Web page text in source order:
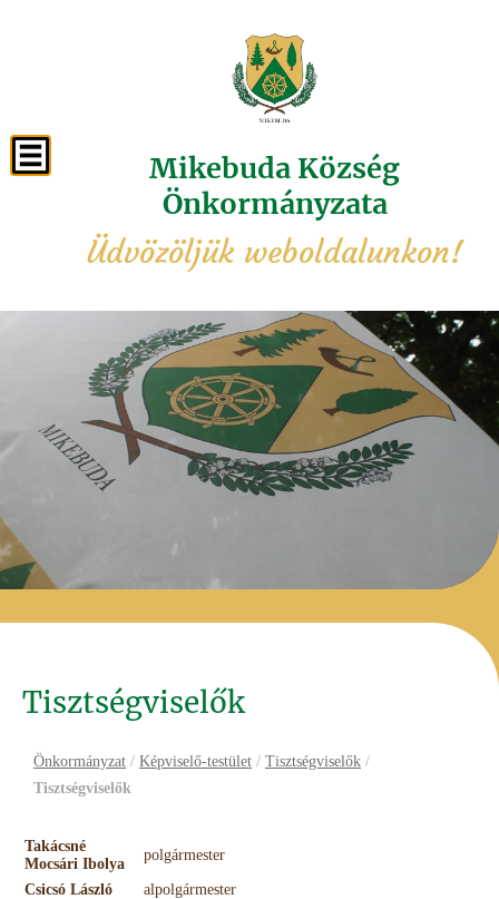
Mikebuda Község
Önkormányzata
Üdvözöljük weboldalunkon!
Tisztségviselők
Önkormányzat / Képviselő-testület / Tisztségviselők /
Tisztségviselők
Takácsné
Mocsári Ibolya
polgármester
Csicsó László
alpolgármester